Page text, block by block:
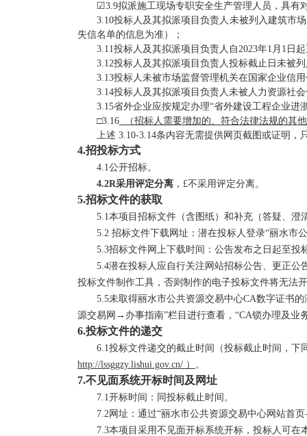
☑3.9拟派施工现场专职安全生产管理人员，具有
3.10投标人及其拟派项目负责人未被列入建筑市
失信名单的信息为准）；
3.11投标人及其拟派项目负责人自2023年1月1日
3.12投标人及其拟派项目负责人投标截止日未被
3.13投标人未被市场监督管理机关在国家企业信
3.14投标人及其拟派项目负责人未被人力资源社
3.15省外企业应按规定办理“省外建设工程企业进
□3.16
（招标人需要增加的、符合法律法规的其
上述 3.10-3.14条内容无需提供网页截图或证明，
4.招投标方式
4.1公开招标。
4.2R采用评定分离 ，£不采用评定分离。
5.招标文件的获取
5.1本项目招标文件（含图纸）和补充（答疑、澄
5.2 招标文件下载网址：潜在投标人登录“丽水市
5.3招标文件网上下载时间： 公告发布之日起至投
5.4潜在投标人应自行关注网站招标公告、更正公
投标文件制作工具，否则制作的电子投标文件将无法
5.5未取得丽水市公共资源交易中心CA数字证书
源交易网→办事指南”栏目进行查看 ， “CA锁办理及业
6.投标文件的递交
6.1投标文件递交的截止时间（投标截止时间，下
http://lssggzy.lishui.gov.cn/ ） 。
7.不见面系统开标时间及网址
7.1开标时间：同投标截止时间。
7.2网址：通过“丽水市公共资源交易中心网站
7.3本项目采用不见面开标系统开标，投标人可